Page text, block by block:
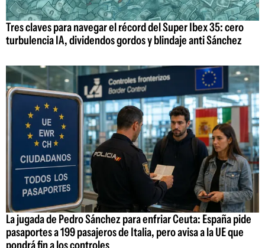
Tres claves para navegar el récord del Super Ibex 35: cero
turbulencia IA, dividendos gordos y blindaje anti Sánchez
La jugada de Pedro Sánchez para enfriar Ceuta: España pide
pasaportes a 199 pasajeros de Italia, pero avisa a la UE que
pondrá fin a los controles